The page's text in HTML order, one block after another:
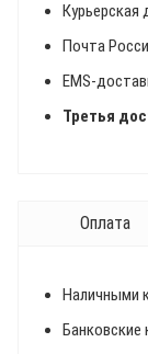
Почта
EMS-
Третья
Оплата
Наличными
Банковские